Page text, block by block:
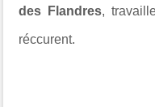
des Flandres,
réccurent.